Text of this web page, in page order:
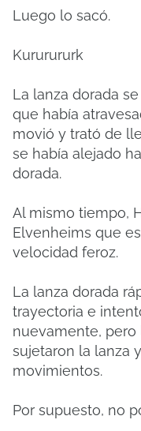
Luego lo sacó.
Kururururk
La lanza dorada
que había
movió y trató de
se había alejado
dorada.
Al mismo tiempo,
Elvenheims que
velocidad feroz.
La lanza dorada
trayectoria e
nuevamente, pero
sujetaron la lanza
movimientos.
Por supuesto, no